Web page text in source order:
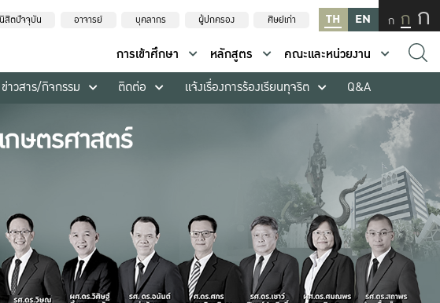
นิสิตปัจจุบัน อาจารย์ บุคลากร ผู้ปกครอง ศิษย์เก่า TH EN ก ก ก
การเข้าศึกษา หลักสูตร
คณะและหน่วยงาน
ข่าวสาร/กิจกรรม ติดต่อ แจ้งเรื่องการร้องเรียนทุจริต Q&A